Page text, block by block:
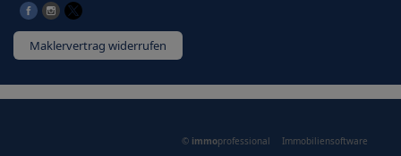
Maklervertrag widerrufen
© immoprofessional Immobiliensoftware